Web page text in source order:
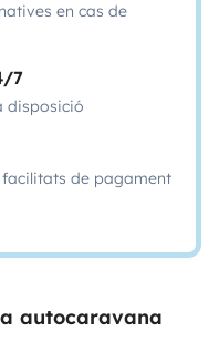
en cas de
7
disposició
de pagament
autocaravana